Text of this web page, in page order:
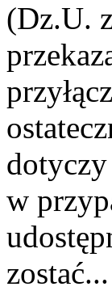
(Dz.U.
w
zostać...